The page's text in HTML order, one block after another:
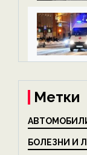
Метки
БОЛЕЗНИ И